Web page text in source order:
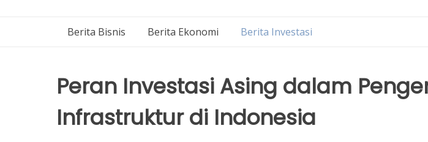
Berita Bisnis Berita Ekonomi Berita Investasi
Peran Investasi Asing dalam
Infrastruktur di Indonesia